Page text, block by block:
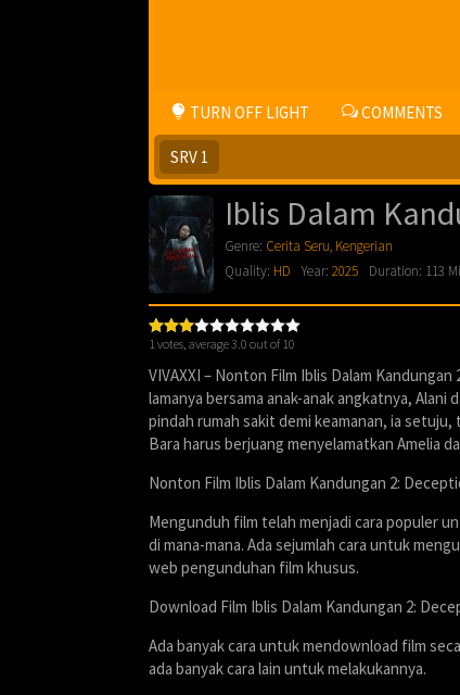
TURN OFF LIGHT COMMENTS
SRV 1
Iblis Dalam
Genre: Cerita Seru, Kengerian
Quality: HD Year: 2025 Duration: 113
1 votes, average3.0 out of 10
VIVAXXI – Nonton Film Iblis Dalam
lamanya bersama anak-anak angkatnya,
pindah rumah sakit demi keamanan, ia
Bara harus berjuang menyelamatkan Amelia
Nonton Film Iblis Dalam Kandungan 2:
Mengunduh film telah menjadi cara populer
di mana-mana. Ada sejumlah cara untuk
web pengunduhan film khusus.
Download Film Iblis Dalam Kandungan 2:
Ada banyak cara untuk mendownload film
ada banyak cara lain untuk melakukannya.